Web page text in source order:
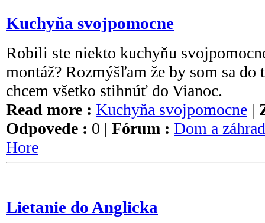
Kuchyňa svojpomocne
Robili ste niekto kuchyňu
montáž? Rozmýšľam že by som sa do
chcem všetko stihnúť do Vianoc.
Read more : Kuchyňa svojpomocne |
Odpovede : 0 | Fórum : Dom a
Hore
Lietanie do Anglicka